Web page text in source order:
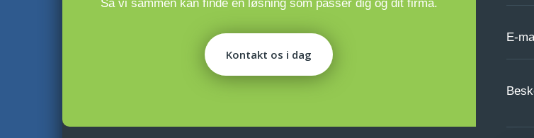
​Så vi sammen kan finde en løsning som passer dig og dit firma.
Kontakt os i dag